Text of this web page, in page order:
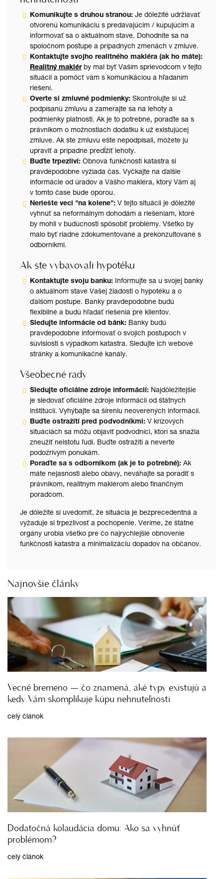
Komunikujte s druhou stranou: Je dôležité udržiavať
otvorenú komunikáciu s predávajúcim / kupujúcim a
informovať sa o aktuálnom stave. Dohodnite sa na
spoločnom postupe a prípadných zmenách v zmluve.
Kontaktujte svojho realitného makléra (ak ho máte):
Realitný maklérby mal byť Vaším sprievodcom v tejto
situácii a pomôcť vám s komunikáciou a hľadaním
riešení.
Overte si zmluvné podmienky: Skontrolujte si už
podpísanú zmluvu a zamerajte sa na lehoty a
podmienky platnosti. Ak je to potrebné, poraďte sa s
právnikom o možnostiach dodatku k už existujúcej
zmluve. Ak ste zmluvu ešte nepodpísali, môžete ju
upraviť a prípadne predĺžiť lehoty.
Buďte trpezliví: Obnova funkčnosti katastra si
pravdepodobne vyžiada čas. Vyčkajte na ďalšie
informácie od úradov a Vášho makléra, ktorý Vám aj
v tomto čase bude oporou.
Neriešte veci "na kolene": V tejto situácii je dôležité
vyhnúť sa neformálnym dohodám a riešeniam, ktoré
by mohli v budúcnosti spôsobiť problémy. Všetko by
malo byť riadne zdokumentované a prekonzultované s
odborníkmi.
Ak ste vybavovali hypotéku
Kontaktujte svoju banku: Informujte sa u svojej banky
o aktuálnom stave Vašej žiadosti o hypotéku a o
ďalšom postupe. Banky pravdepodobne budú
flexibilné a budú hľadať riešenia pre klientov.
Sledujte informácie od bánk: Banky budú
pravdepodobne informovať o svojich postupoch v
súvislosti s výpadkom katastra. Sledujte ich webové
stránky a komunikačné kanály.
Všeobecné rady
Sledujte oficiálne zdroje informácií: Najdôležitejšie
je sledovať oficiálne zdroje informácií od štátnych
inštitúcií. Vyhýbajte sa šíreniu neoverených informácií.
Buďte ostražití pred podvodníkmi: V krízových
situáciách sa môžu objaviť podvodníci, ktorí sa snažia
zneužiť neistotu ľudí. Buďte ostražití a neverte
podozrivým ponukám.
Poraďte sa s odborníkom (ak je to potrebné): Ak
máte nejasnosti alebo obavy, neváhajte sa poradiť s
právnikom, realitným maklérom alebo finančným
poradcom.
Je dôležité si uvedomiť, že situácia je bezprecedentná a
vyžaduje si trpezlivosť a pochopenie. Veríme, že štátne
orgány urobia všetko pre čo najrýchlejšie obnovenie
funkčnosti katastra a minimalizáciu dopadov na občanov.
Najnovšie články
Vecné bremeno — čo znamená, aké typy existujú a
kedy Vám skomplikuje kúpu nehnuteľnosti
celý článok
Dodatočná kolaudácia domu: Ako sa vyhnúť
problémom?
celý článok